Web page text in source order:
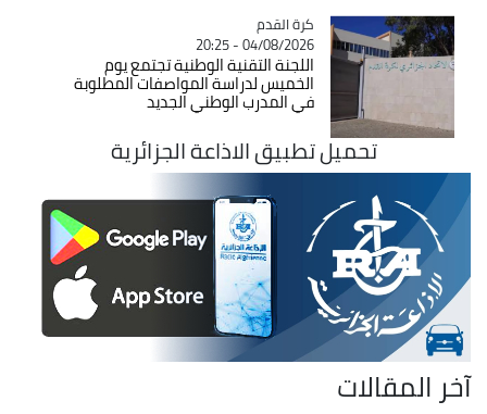
Catégorie
كرة القدم
04/08/2026 - 20:25
اللجنة التقنية الوطنية تجتمع يوم
الخميس لدراسة المواصفات المطلوبة
في المدرب الوطني الجديد
تحميل تطبيق الاذاعة الجزائرية
آخر المقالات